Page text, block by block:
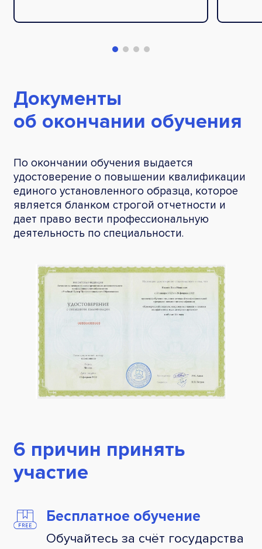
Документы
об окончании обучения
По окончании обучения выдается
удостоверение о повышении квалификации
единого установленного образца, которое
является бланком строгой отчетности и
дает право вести профессиональную
деятельность по специальности.
6 причин принять
участие
Бесплатное обучение
Обучайтесь за счёт государства